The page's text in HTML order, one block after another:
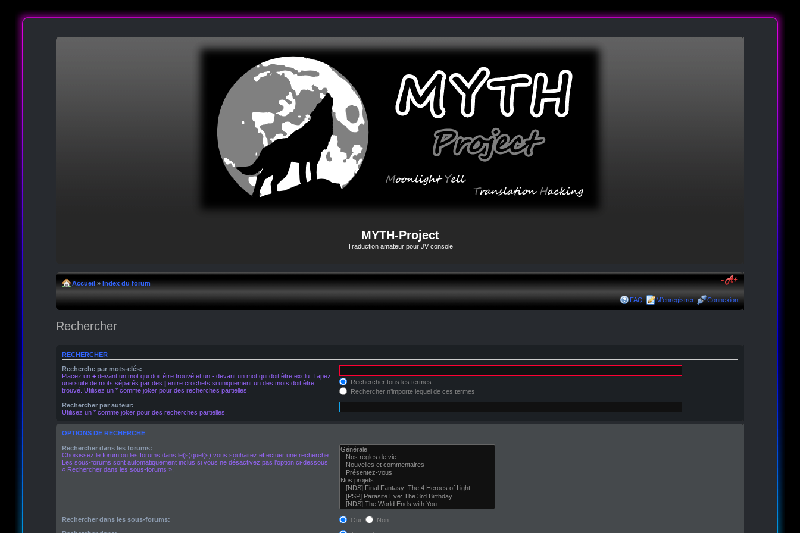
MYTH-Project
Traduction amateur pour JV console
Accueil» Index du forum
FAQ M’enregistrer Connexion
Rechercher
RECHERCHER
Recherche par mots-clés:
Placez un +devant un mot qui doit être trouvé et un -devant un mot qui doit être exclu. Tapez
une suite de mots séparés par des |entre crochets si uniquement un des mots doit être
trouvé. Utilisez un * comme joker pour des recherches partielles.
Rechercher tous les termes
Rechercher n’importe lequel de ces termes
Rechercher par auteur:
Utilisez un * comme joker pour des recherches partielles.
OPTIONS DE RECHERCHE
Rechercher dans les forums:
Choisissez le forum ou les forums dans le(s)quel(s) vous souhaitez effectuer une recherche.
Les sous-forums sont automatiquement inclus si vous ne désactivez pas l’option ci-dessous
« Rechercher dans les sous-forums ».
Rechercher dans les sous-forums: Oui
Non